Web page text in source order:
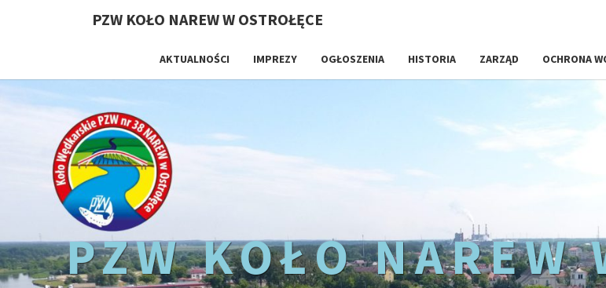
PZW KOŁO NAREW W OSTROŁĘCE
AKTUALNOŚCI IMPREZY OGŁOSZENIA HISTORIA ZARZĄD OCHRONA
PZW KOŁO NAREW